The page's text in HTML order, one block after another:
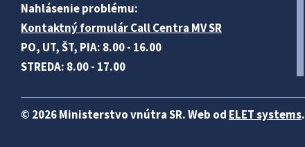
Nahlásenie problému:
Kontaktný formulár Call Centra MV SR
PO, UT, ŠT, PIA: 8.00 - 16.00
STREDA: 8.00 - 17.00
© 2026 Ministerstvo vnútra SR. Web od ELET systems.